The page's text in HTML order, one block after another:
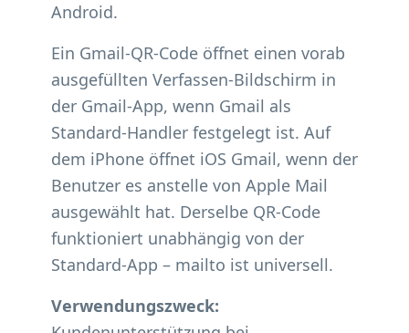
Android.
Ein Gmail-QR-Code öffnet einen vorab
ausgefüllten Verfassen-Bildschirm in
der Gmail-App, wenn Gmail als
Standard-Handler festgelegt ist. Auf
dem iPhone öffnet iOS Gmail, wenn der
Benutzer es anstelle von Apple Mail
ausgewählt hat. Derselbe QR-Code
funktioniert unabhängig von der
Standard-App – mailto ist universell.
Verwendungszweck: